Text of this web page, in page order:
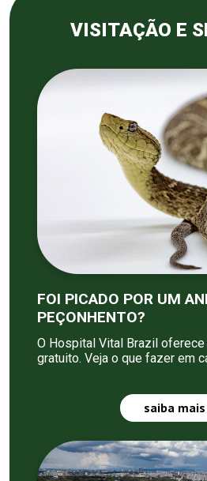
VISITAÇÃO E
FOI PICADO POR UM
PEÇONHENTO?
O Hospital Vital Brazil
gratuito. Veja o que fazer em
saiba mais